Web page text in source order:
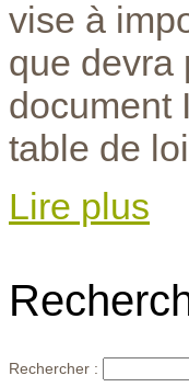
vise à
que devra
document
table de
Lire plus
Rechercher :